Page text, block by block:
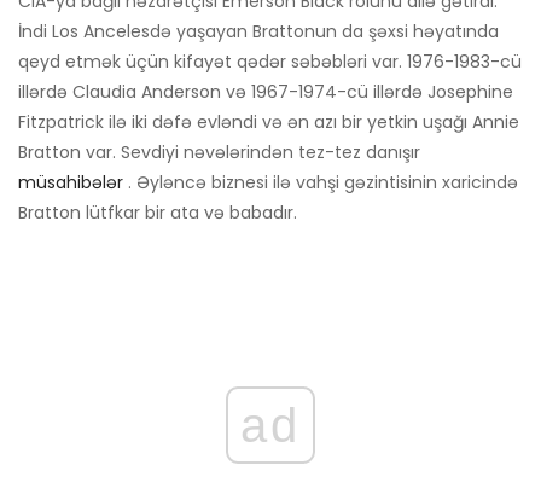
İndi Los Ancelesdə yaşayan Brattonun da şəxsi həyatında
qeyd etmək üçün kifayət qədər səbəbləri var. 1976-1983-cü
illərdə Claudia Anderson və 1967-1974-cü illərdə Josephine
Fitzpatrick ilə iki dəfə evləndi və ən azı bir yetkin uşağı Annie
Bratton var. Sevdiyi nəvələrindən tez-tez danışır
müsahibələr . Əyləncə biznesi ilə vahşi gəzintisinin xaricində
Bratton lütfkar bir ata və babadır.
ad